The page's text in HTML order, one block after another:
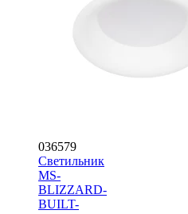
036579
Светильник
MS-
BLIZZARD-
BUILT-